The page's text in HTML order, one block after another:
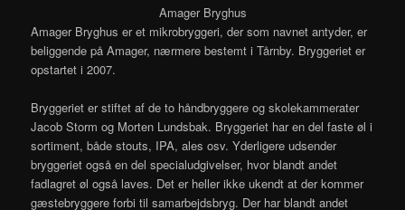
Amager Bryghus
Amager Bryghus er et mikrobryggeri, der som navnet antyder, er
beliggende på Amager, nærmere bestemt i Tårnby. Bryggeriet er
opstartet i 2007.
Bryggeriet er stiftet af de to håndbryggere og skolekammerater
Jacob Storm og Morten Lundsbak. Bryggeriet har en del faste øl i
sortiment, både stouts, IPA, ales osv. Yderligere udsender
bryggeriet også en del specialudgivelser, hvor blandt andet
fadlagret øl også laves. Det er heller ikke ukendt at der kommer
gæstebryggere forbi til samarbejdsbryg. Der har blandt andet